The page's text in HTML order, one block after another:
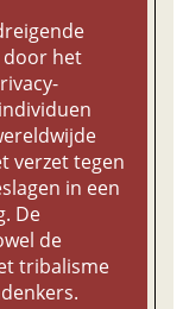
door het
verzet tegen
in een
De
de
tribalisme